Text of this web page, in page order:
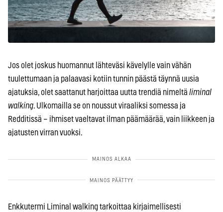
Jos olet joskus huomannut lähteväsi kävelylle vain vähän
tuulettumaan ja palaavasi kotiin tunnin päästä täynnä uusia
ajatuksia, olet saattanut harjoittaa uutta trendiä nimeltä liminal
walking. Ulkomailla se on noussut viraaliksi somessa ja
Redditissä – ihmiset vaeltavat ilman päämäärää, vain liikkeen ja
ajatusten virran vuoksi.
Enkkutermi Liminal walking tarkoittaa kirjaimellisesti